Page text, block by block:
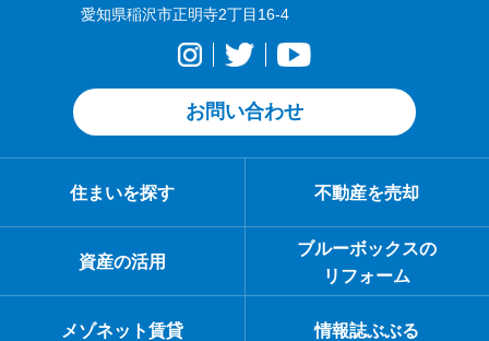
愛知県稲沢市正明寺2丁目16-4
お問い合わせ
住まいを探す 不動産を売却
資産の活用
ブルーボックスの
リフォーム
メゾネット賃貸 情報誌ぶぶる